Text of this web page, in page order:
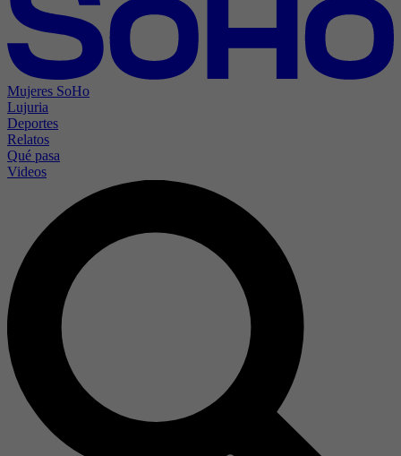
Mujeres SoHo
Lujuria
Deportes
Relatos
Qué pasa
Videos